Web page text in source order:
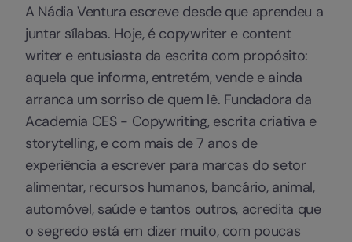
arrendamento.
A Nádia Ventura escreve desde que aprendeu a
juntar sílabas. Hoje, é copywriter e content
writer e entusiasta da escrita com propósito:
aquela que informa, entretém, vende e ainda
arranca um sorriso de quem lê. Fundadora da
Academia CES - Copywriting, escrita criativa e
storytelling, e com mais de 7 anos de
experiência a escrever para marcas do setor
alimentar, recursos humanos, bancário, animal,
automóvel, saúde e tantos outros, acredita que
o segredo está em dizer muito, com poucas